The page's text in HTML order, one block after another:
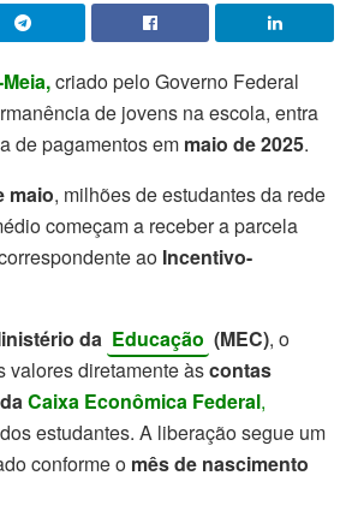
criado pelo Governo Federal
de jovens na escola, entra
de pagamentos em maio de 2025.
maio, milhões de estudantes da rede
começam a receber a parcela
ao Incentivo-
da Educação (MEC), o
valores diretamente àscontas
Caixa Econômica Federal,
estudantes. A liberação segue um
conforme o mês de nascimento